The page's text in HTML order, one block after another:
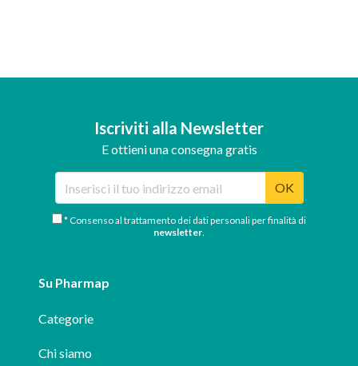
Iscriviti alla Newsletter
E ottieni una consegna gratis
OK
* Consenso al trattamento dei dati personali per finalità di
newsletter.
Su Pharmap
Categorie
Chi siamo